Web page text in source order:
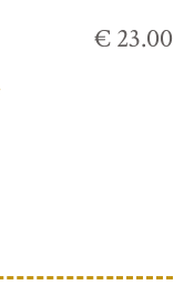
€ 23.00